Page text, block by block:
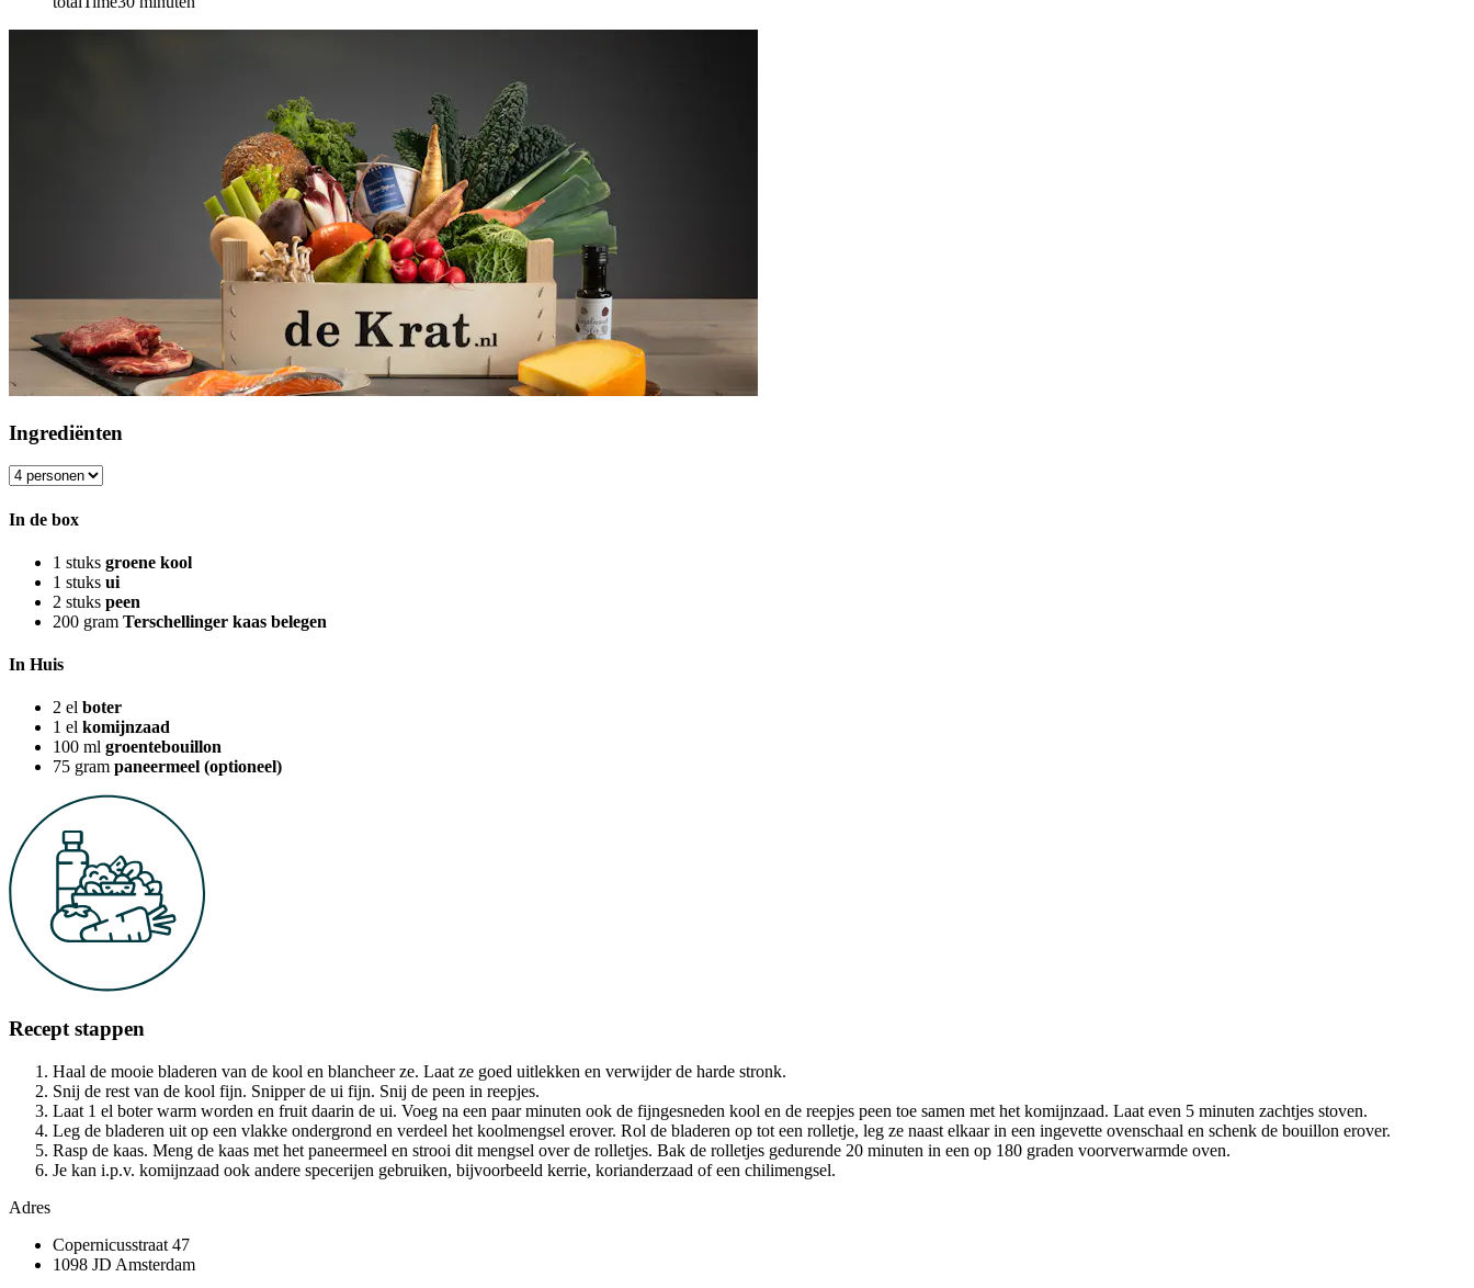
Ingrediënten
In de box
1 stuks groene kool
1 stuks ui
2 stuks peen
200 gram Terschellinger kaas belegen
In Huis
2 el boter
1 el komijnzaad
100 ml groentebouillon
75 gram paneermeel (optioneel)
Recept stappen
Haal de mooie bladeren van de kool en blancheer ze. Laat ze goed uitlekken en verwijder de harde stronk.
Snij de rest van de kool fijn. Snipper de ui fijn. Snij de peen in reepjes.
Laat 1 el boter warm worden en fruit daarin de ui. Voeg na een paar minuten ook de fijngesneden kool en de reepjes peen toe samen met het komijnzaad. Laat even 5 minuten zachtjes stoven.
Leg de bladeren uit op een vlakke ondergrond en verdeel het koolmengsel erover. Rol de bladeren op tot een rolletje, leg ze naast elkaar in een ingevette ovenschaal en schenk de bouillon erover.
Rasp de kaas. Meng de kaas met het paneermeel en strooi dit mengsel over de rolletjes. Bak de rolletjes gedurende 20 minuten in een op 180 graden voorverwarmde oven.
Je kan i.p.v. komijnzaad ook andere specerijen gebruiken, bijvoorbeeld kerrie, korianderzaad of een chilimengsel.
Adres
Copernicusstraat 47
1098 JD Amsterdam